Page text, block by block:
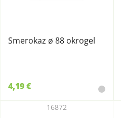
Smerokaz ø 88 okrogel
4,19 €
16872